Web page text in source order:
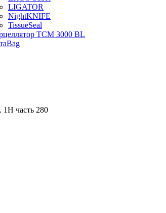
LIGATOR
NightKNIFE
TissueSeal
ТСМ 3000 BL
1Н часть 280